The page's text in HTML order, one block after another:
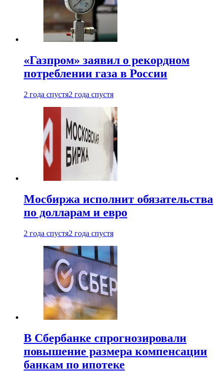
«Газпром» заявил о рекордном
потреблении газа в России
2 года спустя2 года спустя
Мосбиржа исполнит обязательства
по долларам и евро
2 года спустя2 года спустя
В Сбербанке спрогнозировали
повышение размера компенсации
банкам по ипотеке